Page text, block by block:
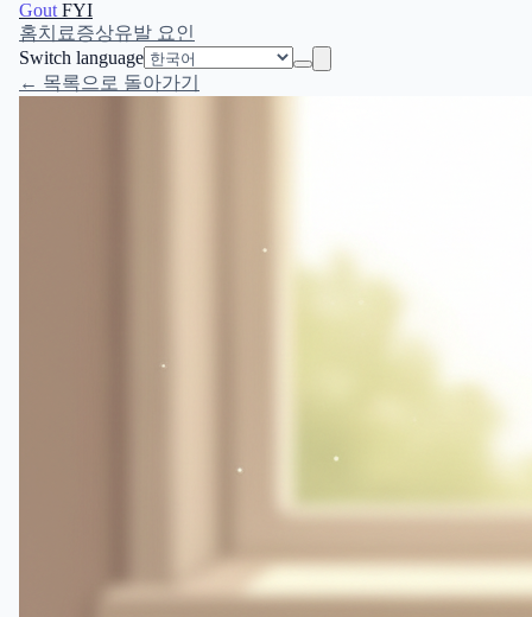
Gout FYI
홈치료증상유발 요인
Switch language
← 목록으로 돌아가기